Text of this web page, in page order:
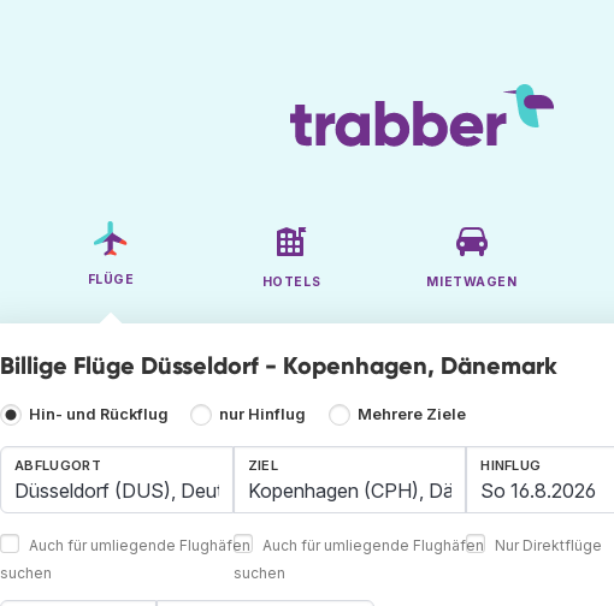
FLÜGE HOTELS MIETWAGEN
Billige Flüge Düsseldorf - Kopenhagen, Dänemark
Hin- und Rückflug nur Hinflug Mehrere Ziele
ABFLUGORT
Auch für umliegende Flughäfen
suchen
ZIEL
Auch für umliegende Flughäfen
suchen
HINFLUG
Nur Direktflüge